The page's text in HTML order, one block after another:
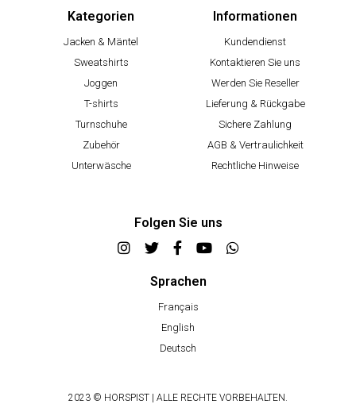
Kategorien
Jacken & Mäntel
Sweatshirts
Joggen
T-shirts
Turnschuhe
Zubehör
Unterwäsche
Informationen
Kundendienst
Kontaktieren Sie uns
Werden Sie Reseller
Lieferung & Rückgabe
Sichere Zahlung
AGB & Vertraulichkeit
Rechtliche Hinweise
Folgen Sie uns
Sprachen
Français
English
Deutsch
2023 © HORSPIST | ALLE RECHTE VORBEHALTEN.